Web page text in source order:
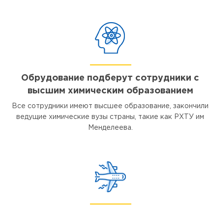
Обрудование подберут сотрудники с
высшим химическим образованием
Все сотрудники имеют высшее образование, закончили
ведущие химические вузы страны, такие как РХТУ им
Менделеева.